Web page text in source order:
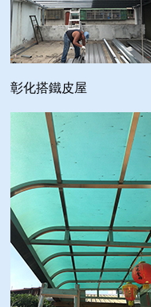
彰化搭鐵皮屋